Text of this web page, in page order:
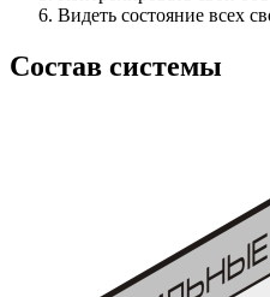
Видеть состояние всех
Состав системы